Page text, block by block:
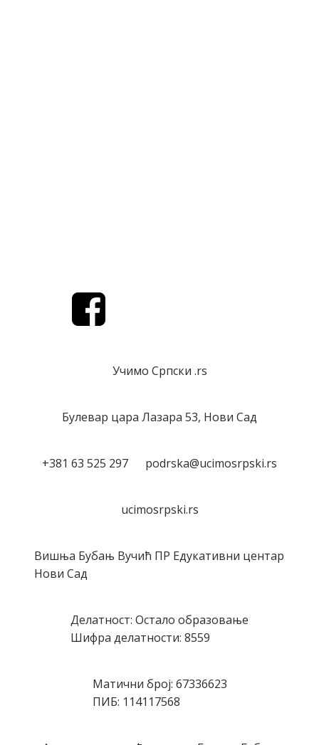
Учимо Српски .rs
Булевар цара Лазара 53, Нови Сад
+381 63 525 297 podrska@ucimosrpski.rs
ucimosrpski.rs
Вишња Бубањ Вучић ПР Едукативни центар
Нови Сад
Делатност: Остало образовање
Шифра делатности: 8559
Матични број: 67336623
ПИБ: 114117568